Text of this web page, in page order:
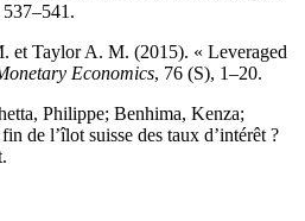
et Taylor A. M. (2015). « Leveraged
Economics, 76 (S), 1–20.
Philippe; Benhima, Kenza;
de l’îlot suisse des taux d’intérêt ?